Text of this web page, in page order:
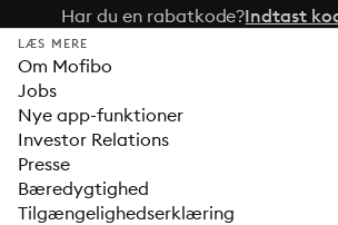
Har du en rabatkode?Indtast
LÆS MERE
Om Mofibo
Jobs
Nye app-funktioner
Investor Relations
Presse
Bæredygtighed
Tilgængelighedserklæring